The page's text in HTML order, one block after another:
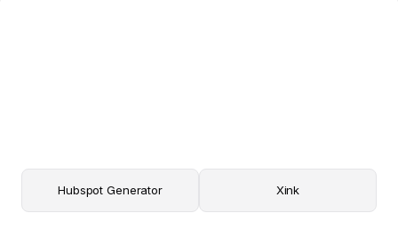
Hubspot Generator Xink